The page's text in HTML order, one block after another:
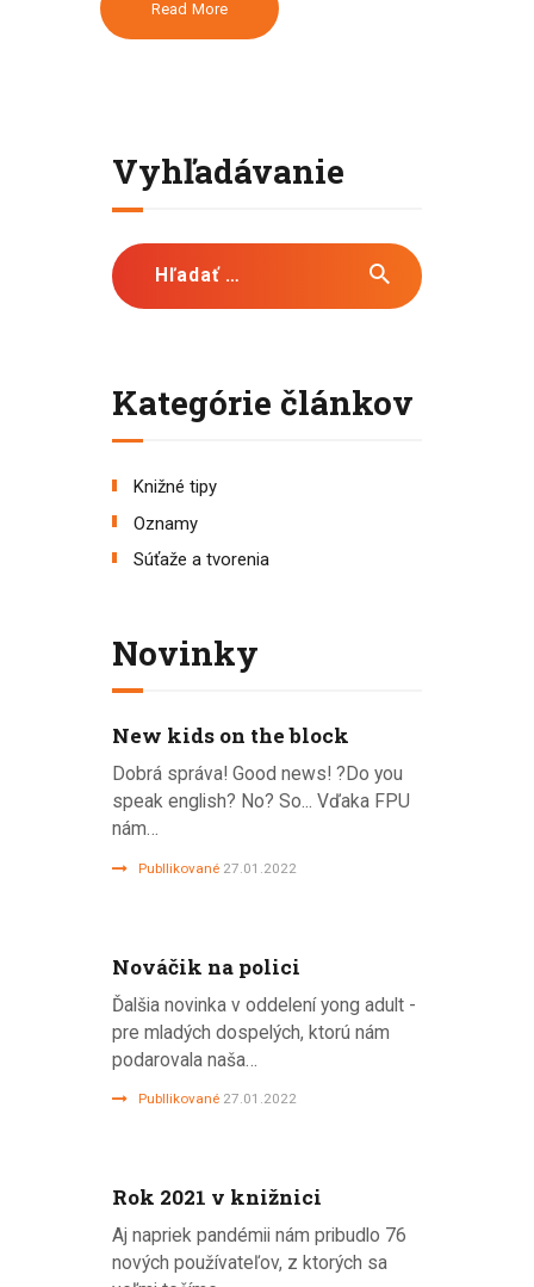
Read More
Vyhľadávanie
Hľadať:
Kategórie článkov
Knižné tipy
Oznamy
Súťaže a tvorenia
Novinky
New kids on the block
Dobrá správa! Good news! ?Do you
speak english? No? So... Vďaka FPU
nám…
Publlikované 27.01.2022
Nováčik na polici
Ďalšia novinka v oddelení yong adult -
pre mladých dospelých, ktorú nám
podarovala naša…
Publlikované 27.01.2022
Rok 2021 v knižnici
Aj napriek pandémii nám pribudlo 76
nových používateľov, z ktorých sa